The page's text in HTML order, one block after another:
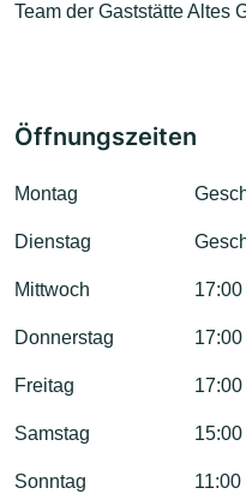
Team der Gaststätte Altes
Öffnungszeiten
Montag
Dienstag
Mittwoch
Donnerstag
Freitag
Samstag
Sonntag